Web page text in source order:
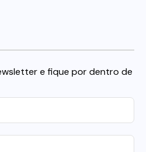
e fique por dentro de